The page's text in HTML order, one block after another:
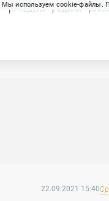
Мы используем cookie-файлы.
РГ-НЕДЕЛЯ РОДИНА
22.09.2021 15:40